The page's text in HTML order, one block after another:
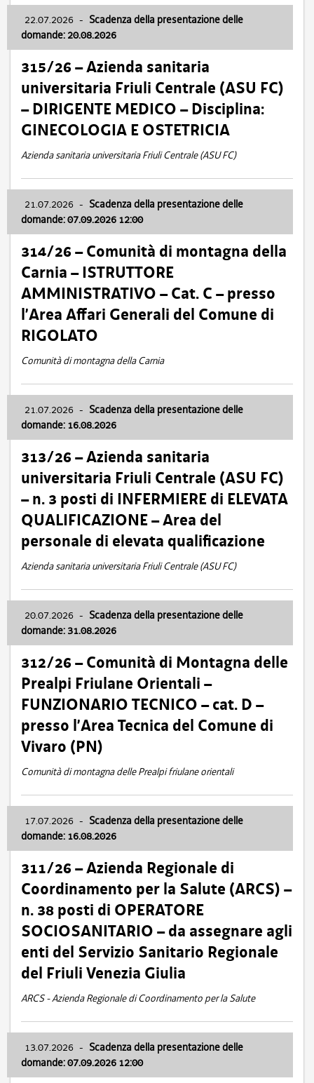
22.07.2026 - Scadenza della presentazione delle
domande: 20.08.2026
315/26 – Azienda sanitaria
universitaria Friuli Centrale (ASU FC)
– DIRIGENTE MEDICO – Disciplina:
GINECOLOGIA E OSTETRICIA
Azienda sanitaria universitaria Friuli Centrale (ASU FC)
21.07.2026 - Scadenza della presentazione delle
domande: 07.09.2026 12:00
314/26 – Comunità di montagna della
Carnia – ISTRUTTORE
AMMINISTRATIVO – Cat. C – presso
l’Area Affari Generali del Comune di
RIGOLATO
Comunità di montagna della Carnia
21.07.2026 - Scadenza della presentazione delle
domande: 16.08.2026
313/26 – Azienda sanitaria
universitaria Friuli Centrale (ASU FC)
– n. 3 posti di INFERMIERE di ELEVATA
QUALIFICAZIONE – Area del
personale di elevata qualificazione
Azienda sanitaria universitaria Friuli Centrale (ASU FC)
20.07.2026 - Scadenza della presentazione delle
domande: 31.08.2026
312/26 – Comunità di Montagna delle
Prealpi Friulane Orientali –
FUNZIONARIO TECNICO – cat. D –
presso l’Area Tecnica del Comune di
Vivaro (PN)
Comunità di montagna delle Prealpi friulane orientali
17.07.2026 - Scadenza della presentazione delle
domande: 16.08.2026
311/26 – Azienda Regionale di
Coordinamento per la Salute (ARCS) –
n. 38 posti di OPERATORE
SOCIOSANITARIO – da assegnare agli
enti del Servizio Sanitario Regionale
del Friuli Venezia Giulia
ARCS - Azienda Regionale di Coordinamento per la Salute
13.07.2026 - Scadenza della presentazione delle
domande: 07.09.2026 12:00